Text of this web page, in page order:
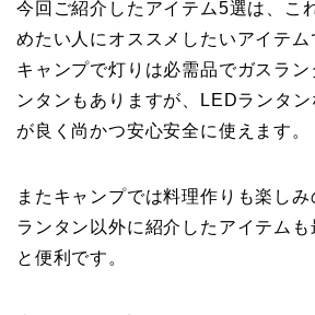
今回ご紹介したアイテム5選は、こ
めたい人にオススメしたいアイテム
キャンプで灯りは必需品でガスラン
ンタンもありますが、LEDランタ
が良く尚かつ安心安全に使えます。
またキャンプでは料理作りも楽しみ
ランタン以外に紹介したアイテムも
と便利です。